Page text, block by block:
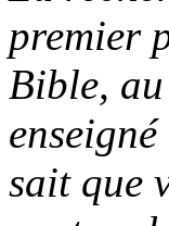
premier
Bible,
sait que